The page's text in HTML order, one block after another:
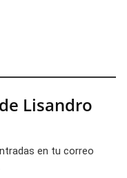
Lisandro
en tu correo